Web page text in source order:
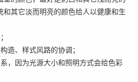
和其它淡而明亮的颜色给人以健康和生
造、样式风路的协调；
，因为光源大小和照明方式会给色彩